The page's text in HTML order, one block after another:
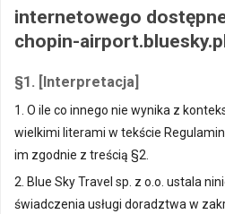
internetowego
chopin-
§1. [Interpretacja]
1. O ile co innego nie wynika z
wielkimi literami w tekście
im zgodnie z treścią §2.
2. Blue Sky Travel sp. z o.o. ustala
świadczenia usługi doradztwa w